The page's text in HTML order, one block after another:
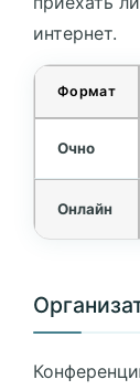
интернет.
Формат
Очно
Онлайн